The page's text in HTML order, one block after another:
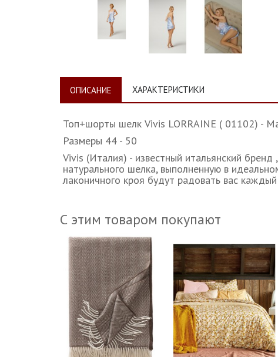
ОПИСАНИЕ ХАРАКТЕРИСТИКИ
Топ+шорты шелк Vivis LORRAINE ( 01102) -
Размеры 44 - 50
Vivis (Италия) - известный итальянский бренд
натурального шелка, выполненную в
лаконичного кроя будут радовать вас
С этим товаром покупают